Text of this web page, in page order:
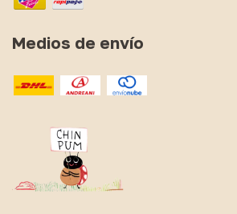
Medios de envío